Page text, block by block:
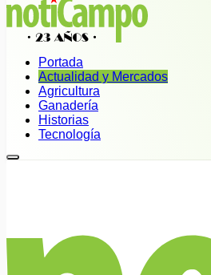
Portada
Actualidad y Mercados
Agricultura
Ganadería
Historias
Tecnología